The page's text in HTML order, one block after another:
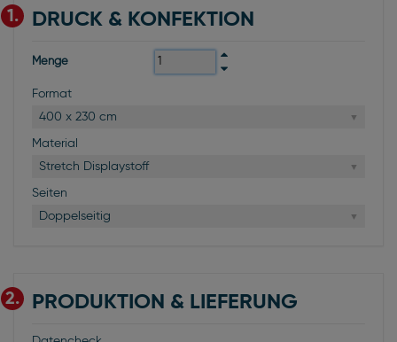
1. DRUCK & KONFEKTION
Menge
Format
400 x 230 cm
Material
Stretch Displaystoff
Seiten
Doppelseitig
2. PRODUKTION & LIEFERUNG